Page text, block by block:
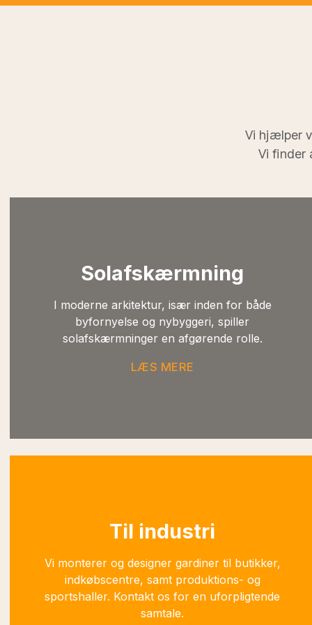
Vi hjælper
Vi finder
Solafskærmning
I moderne arkitektur, især inden for både
byfornyelse og nybyggeri, spiller
solafskærmninger en afgørende rolle.
LÆS MERE
Til industri
Vi monterer og designer gardiner til butikker,
indkøbscentre, samt produktions- og
sportshaller. Kontakt os for en uforpligtende
samtale.